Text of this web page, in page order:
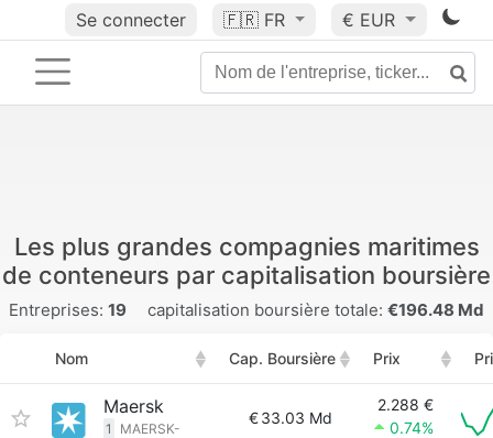
Se connecter 🇫🇷 FR € EUR
Les plus grandes compagnies maritimes
de conteneurs par capitalisation boursière
Entreprises: 19 capitalisation boursière totale: €196.48 Md
Nom Cap. Boursière Prix
Maersk
1
MAERSK-
€33.03 Md
2.288 €
0.74%